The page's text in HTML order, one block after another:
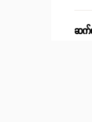
ဆက်စ